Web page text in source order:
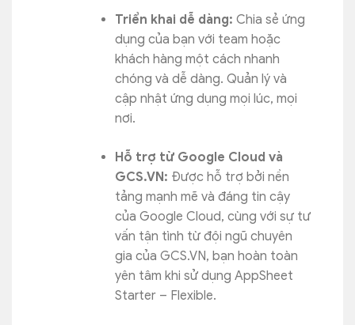
Triển khai dễ dàng: Chia sẻ ứng
dụng của bạn với team hoặc
khách hàng một cách nhanh
chóng và dễ dàng. Quản lý và
cập nhật ứng dụng mọi lúc, mọi
nơi.
Hỗ trợ từ Google Cloud và
GCS.VN: Được hỗ trợ bởi nền
tảng mạnh mẽ và đáng tin cậy
của Google Cloud, cùng với sự tư
vấn tận tình từ đội ngũ chuyên
gia của GCS.VN, bạn hoàn toàn
yên tâm khi sử dụng AppSheet
Starter – Flexible.